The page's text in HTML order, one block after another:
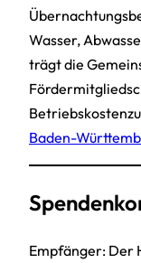
Wasser,
trägt die
Baden-
Empfänger: Der